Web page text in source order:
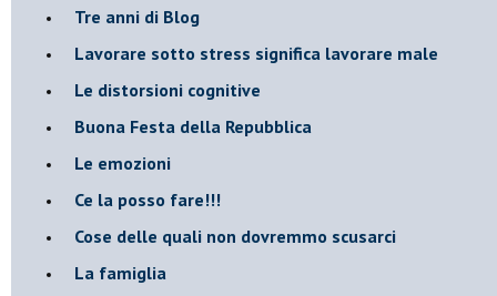
​Tre anni di Blog
​Lavorare sotto stress significa lavorare male
​Le distorsioni cognitive
​Buona Festa della Repubblica
Le emozioni
​Ce la posso fare!!!
​Cose delle quali non dovremmo scusarci
​La famiglia